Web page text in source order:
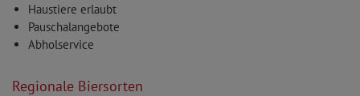
Haustiere erlaubt
Pauschalangebote
Abholservice
Regionale Biersorten